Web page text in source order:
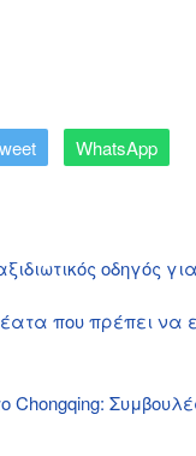
WhatsApp
οδηγός
που πρέπει να